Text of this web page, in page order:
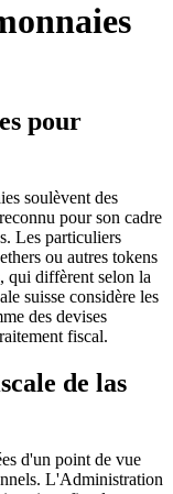
pour
soulèvent des
pour son cadre
Les particuliers
ou autres tokens
qui diffèrent selon la
suisse considère les
des devises
fiscal.
de las
d'un point de vue
L'Administration